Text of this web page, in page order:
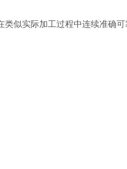
似实际加工过程中连续准确